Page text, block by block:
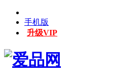
手机版
升级VIP